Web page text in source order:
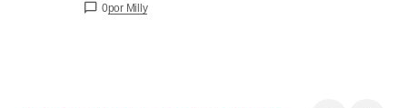
0por Milly